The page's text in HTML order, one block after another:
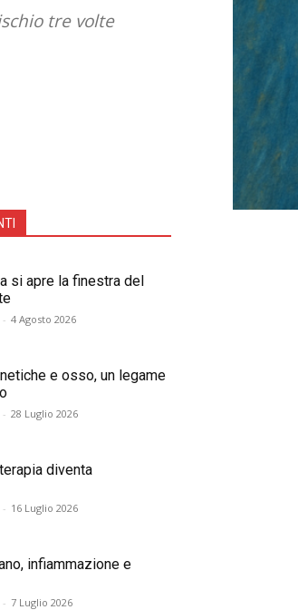
tre volte
si apre la finestra del
- 4 Agosto 2026
e osso, un legame
- 28 Luglio 2026
diventa
- 16 Luglio 2026
infiammazione e
- 7 Luglio 2026